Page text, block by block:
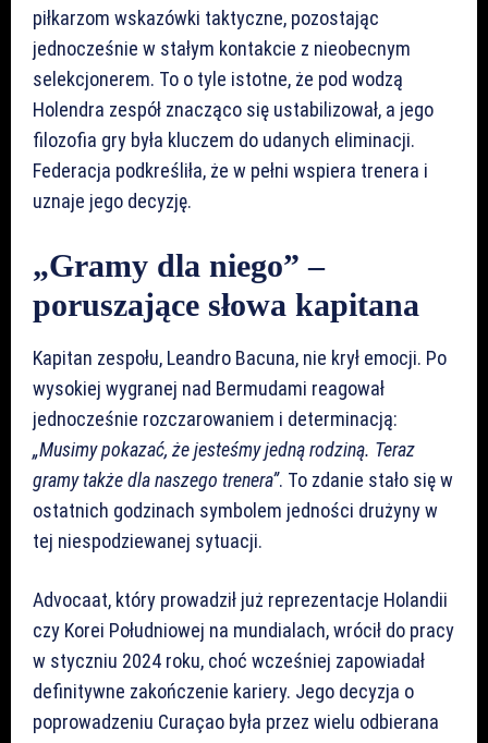
piłkarzom wskazówki taktyczne, pozostając
jednocześnie w stałym kontakcie z nieobecnym
selekcjonerem. To o tyle istotne, że pod wodzą
Holendra zespół znacząco się ustabilizował, a jego
filozofia gry była kluczem do udanych eliminacji.
Federacja podkreśliła, że w pełni wspiera trenera i
uznaje jego decyzję.
„Gramy dla niego” –
poruszające słowa kapitana
Kapitan zespołu, Leandro Bacuna, nie krył emocji. Po
wysokiej wygranej nad Bermudami reagował
jednocześnie rozczarowaniem i determinacją:
„Musimy pokazać, że jesteśmy jedną rodziną. Teraz
gramy także dla naszego trenera”. To zdanie stało się w
ostatnich godzinach symbolem jedności drużyny w
tej niespodziewanej sytuacji.
Advocaat, który prowadził już reprezentacje Holandii
czy Korei Południowej na mundialach, wrócił do pracy
w styczniu 2024 roku, choć wcześniej zapowiadał
definitywne zakończenie kariery. Jego decyzja o
poprowadzeniu Curaçao była przez wielu odbierana